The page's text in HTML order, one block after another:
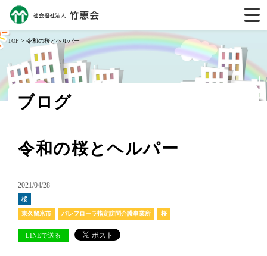
TOP > 令和の桜とヘルパー
ブログ
令和の桜とヘルパー
2021/04/28
桜
東久留米市 パレフローラ指定訪問介護事業所 桜
LINEで送る